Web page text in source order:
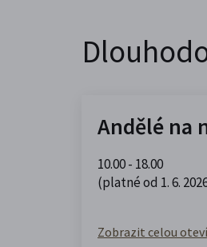
Andělé na
10.00 - 18.00
(platné od 1. 6.
Zobrazit celou